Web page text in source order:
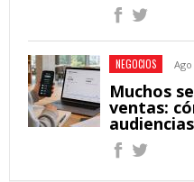
NEGOCIOS Ago
Muchos
ventas: